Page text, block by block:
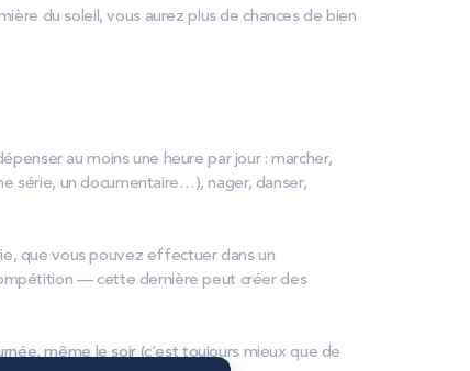
du soleil, vous aurez plus de chances de bien
au moins une heure par jour : marcher,
série, un documentaire…), nager, danser,
que vous pouvez effectuer dans un
— cette dernière peut créer des
même le soir (c’est toujours mieux que de